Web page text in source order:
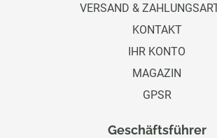
VERSAND &
KONTAKT
IHR KONTO
MAGAZIN
GPSR
Geschäftsführer